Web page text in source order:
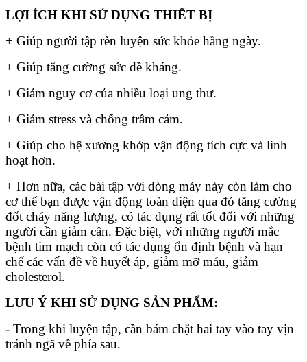
LỢI ÍCH KHI SỬ DỤNG THIẾT BỊ
+ Giúp người tập rèn luyện sức khỏe hằng ngày.
+ Giúp tăng cường sức đề kháng.
+ Giảm nguy cơ của nhiều loại ung thư.
+ Giảm stress và chống trầm cảm.
+ Giúp cho hệ xương khớp vận động tích cực và linh
hoạt hơn.
+ Hơn nữa, các bài tập với dòng máy này còn làm cho
cơ thể bạn được vận động toàn diện qua đó tăng cường
đốt cháy năng lượng, có tác dụng rất tốt đối với những
người cần giảm cân. Đặc biệt, với những người mắc
bệnh tim mạch còn có tác dụng ổn định bệnh và hạn
chế các vấn đề về huyết áp, giảm mỡ máu, giảm
cholesterol.
LƯU Ý KHI SỬ DỤNG SẢN PHẨM:
- Trong khi luyện tập, cần bám chặt hai tay vào tay vịn
tránh ngã về phía sau.